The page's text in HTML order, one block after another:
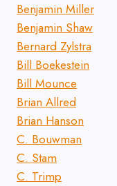
Benjamin Miller
Benjamin Shaw
Bernard Zylstra
Bill Boekestein
Bill Mounce
Brian Allred
Brian Hanson
C. Bouwman
C. Stam
C. Trimp